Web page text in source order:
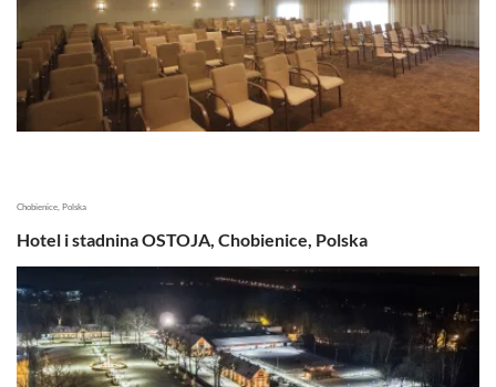
Chobienice, Polska
Hotel i stadnina OSTOJA, Chobienice, Polska